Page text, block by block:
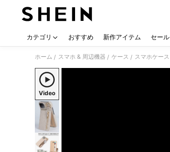
カテゴリ おすすめ 新作アイテム セール
ホーム / スマホ & 周辺機器 / ケース / スマホケース
Video